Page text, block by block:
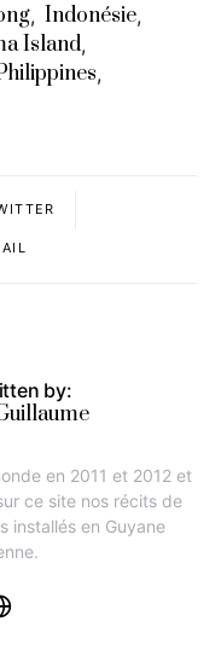
, Indonésie,
Island,
,
by:
en 2011 et 2012 et
ce site nos récits de
installés en Guyane